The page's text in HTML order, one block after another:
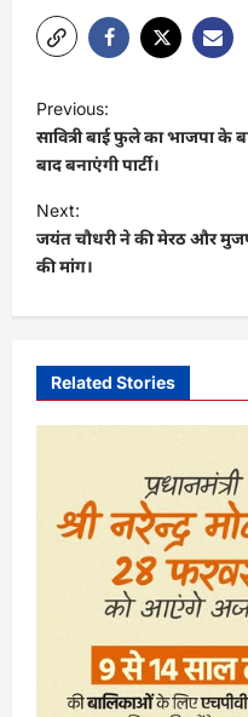
P
o
s
t
n
a
v
g
a
Previous:
सावित्री बाई फुले का भाजपा के
बाद बनाएंगी पार्टी।
Next:
जयंत चौधरी ने की मेरठ और
की मांग।
Related Stories